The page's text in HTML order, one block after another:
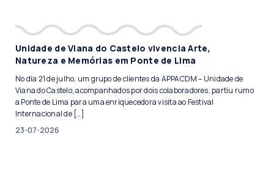
Unidade de Viana do Castelo vivencia Arte,
Natureza e Memórias em Ponte de Lima
No dia 21 de julho, um grupo de clientes da APPACDM – Unidade de
Viana do Castelo, acompanhados por dois colaboradores, partiu rumo
a Ponte de Lima para uma enriquecedora visita ao Festival
Internacional de […]
23-07-2026